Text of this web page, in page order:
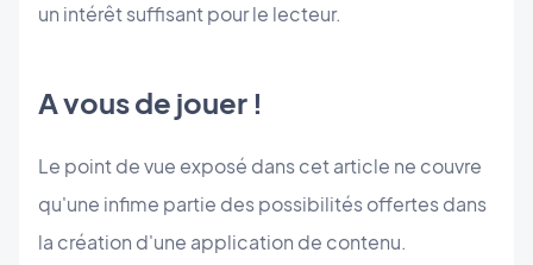
un intérêt suffisant pour le lecteur.
A vous de jouer !
Le point de vue exposé dans cet article ne couvre
qu'une infime partie des possibilités offertes dans
la création d'une application de contenu.